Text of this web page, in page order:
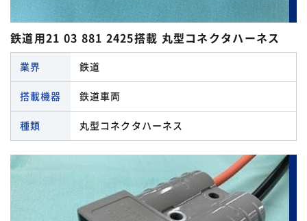
鉄道用21 03 881 2425搭載 丸型コネクタハーネス
業界 鉄道
搭載機器 鉄道車両
種類 丸型コネクタハーネス